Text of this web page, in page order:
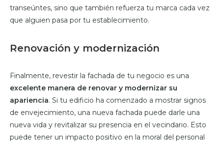
transeúntes, sino que también refuerza tu marca cada vez
que alguien pasa por tu establecimiento.
Renovación y modernización
Finalmente, revestir la fachada de tu negocio es una
excelente manera de renovar y modernizar su
apariencia. Si tu edificio ha comenzado a mostrar signos
de envejecimiento, una nueva fachada puede darle una
nueva vida y revitalizar su presencia en el vecindario. Esto
puede tener un impacto positivo en la moral del personal